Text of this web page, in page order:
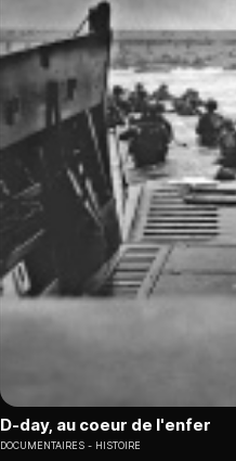
D-day, au coeur de l'enfer
DOCUMENTAIRES HISTOIRE